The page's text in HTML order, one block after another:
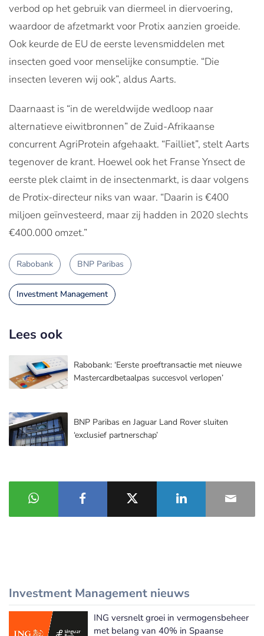
verbod op het gebruik van diermeel in diervoering,
waardoor de afzetmarkt voor Protix aanzien groeide.
Ook keurde de EU de eerste levensmiddelen met
insecten goed voor menselijke consumptie. “Die
insecten leveren wij ook”, aldus Aarts.
Daarnaast is “in de wereldwijde wedloop naar
alternatieve eiwitbronnen” de Zuid-Afrikaanse
concurrent AgriProtein afgehaakt. “Failliet”, stelt Aarts
tegenover de krant. Hoewel ook het Franse Ynsect de
eerste plek claimt in de insectenmarkt, is daar volgens
de Protix-directeur niks van waar. “Daarin is €400
miljoen geïnvesteerd, maar zij hadden in 2020 slechts
€400.000 omzet.”
Rabobank BNP Paribas
Investment Management
Lees ook
Rabobank: ‘Eerste proeftransactie met nieuwe
Mastercardbetaalpas succesvol verlopen’
BNP Paribas en Jaguar Land Rover sluiten
‘exclusief partnerschap’
Investment Management nieuws
Meer Investment Management nieuws
ING versnelt groei in vermogensbeheer
met belang van 40% in Spaanse